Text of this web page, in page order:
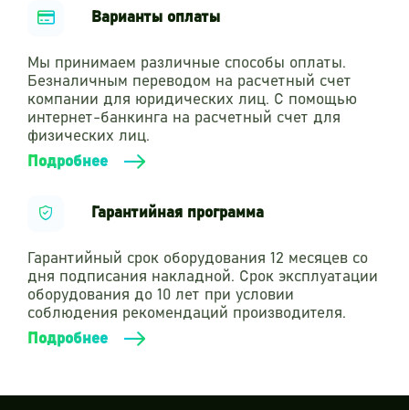
Варианты оплаты
Мы принимаем различные способы оплаты.
Безналичным переводом на расчетный счет
компании для юридических лиц. С помощью
интернет-банкинга на расчетный счет для
физических лиц.
Подробнее
Гарантийная программа
Гарантийный срок оборудования 12 месяцев со
дня подписания накладной. Срок эксплуатации
оборудования до 10 лет при условии
соблюдения рекомендаций производителя.
Подробнее